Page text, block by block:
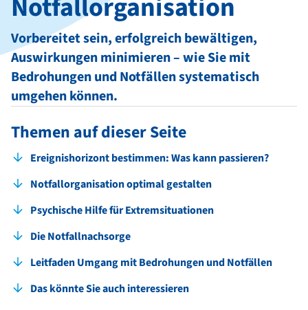
Notfallorganisation
Vorbereitet sein, erfolgreich bewältigen,
Auswirkungen minimieren – wie Sie mit
Bedrohungen und Notfällen systematisch
umgehen können.
Themen auf dieser Seite
Ereignishorizont bestimmen: Was kann passieren?
Notfallorganisation optimal gestalten
Psychische Hilfe für Extremsituationen
Die Notfallnachsorge
Leitfaden Umgang mit Bedrohungen und Notfällen
Das könnte Sie auch interessieren